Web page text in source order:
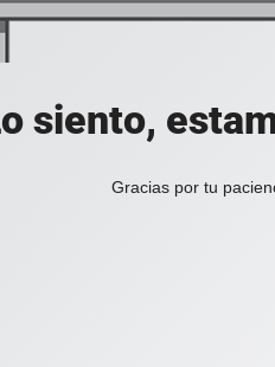
siento,
Gracias por tu